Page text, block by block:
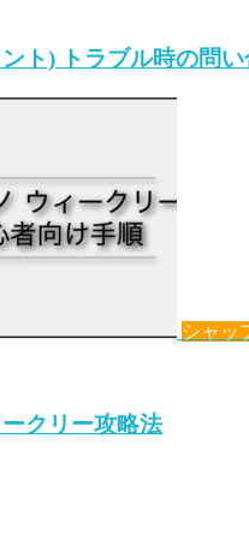
ト) トラブル時の問い
シャッ
クリー攻略法